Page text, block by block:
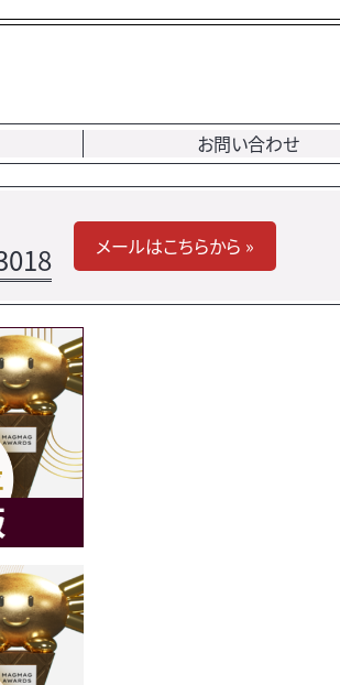
お問い合わせ
メールはこちらから »